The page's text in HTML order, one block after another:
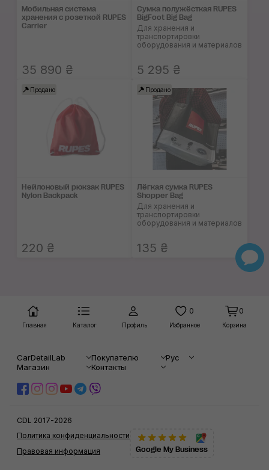
Мобильная система
хранения с розеткой RUPES
Carrier
35 890 ₴
Сумка полужёсткая RUPES
BigFoot Big Bag
Для хранения и
транспортировки
оборудования и материалов
5 295 ₴
Продано
Нейлоновый рюкзак RUPES
Nylon Backpack
220 ₴
Продано
Лёгкая сумка RUPES
Shopper Bag
Для хранения и
транспортировки
оборудования и материалов
135 ₴
Главная Каталог Профиль
0
Избранное
0
Корзина
CarDetailLab Покупателю
Рус
Магазин
Контакты
CDL 2017-2026
Правовая информация
Политика конфиденциальности
Google My Business